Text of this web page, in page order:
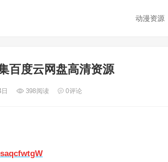
动漫资源
百度云网盘高清资源
398阅读 0评论